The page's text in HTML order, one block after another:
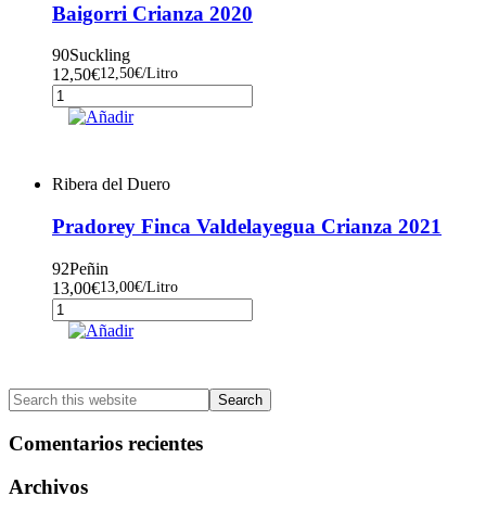
Baigorri Crianza 2020
90Suckling
12,50€12,50€/Litro
Baigorri
CrianzaAñadir
Ribera del Duero
Pradorey Finca Valdelayegua Crianza 2021
92Peñin
13,00€13,00€/Litro
Pradorey
Finca
2021
cantidad
Añadir
Primary
Sidebar
Search
this
website
Comentarios recientes
Archivos